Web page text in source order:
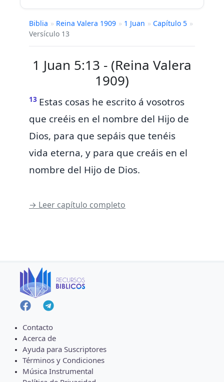
Biblia » Reina Valera 1909 » 1 Juan » Capítulo 5 »
Versículo 13
1 Juan 5:13 - (Reina Valera
1909)
13 Estas cosas he escrito á vosotros
que creéis en el nombre del Hijo de
Dios, para que sepáis que tenéis
vida eterna, y para que creáis en el
nombre del Hijo de Dios.
→ Leer capítulo completo
Contacto
Acerca de
Ayuda para Suscriptores
Términos y Condiciones
Música Instrumental